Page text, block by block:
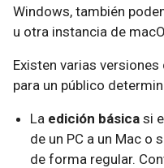
Windows, también
u otra instancia de
Existen varias versiones
para un público
La edición básica si
de un PC a un Mac o
de forma regular.